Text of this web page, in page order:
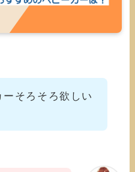
ーそろそろ欲しい